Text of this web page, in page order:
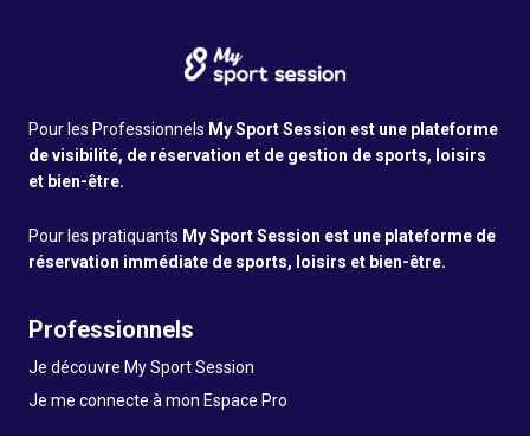
Pour les Professionnels My Sport Session est une plateforme
de visibilité, de réservation et de gestion de sports, loisirs
et bien-être.
Pour les pratiquants My Sport Session est une plateforme de
réservation immédiate de sports, loisirs et bien-être.
Professionnels
Je découvre My Sport Session
Je me connecte à mon Espace Pro